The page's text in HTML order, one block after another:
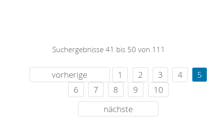
Suchergebnisse 41 bis 50 von 111
vorherige 1 2 3 4
5
6
7 8 9
10
nächste